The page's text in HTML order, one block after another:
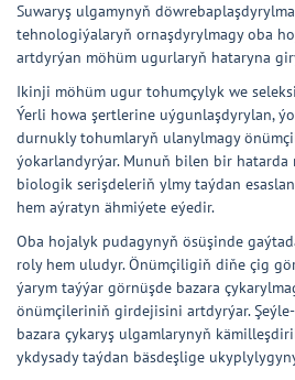
Suwaryş ulgamynyň
tehnologiýalaryň ornaşdyrylmagy oba
artdyrýan möhüm ugurlaryň hataryna
Ikinji möhüm ugur tohumçylyk we
Ýerli howa şertlerine uýgunlaşdyrylan,
durnukly tohumlaryň ulanylmagy
ýokarlandyrýar. Munuň bilen bir
biologik serişdeleriň ylmy taýdan
hem aýratyn ähmiýete eýedir.
Oba hojalyk pudagynyň ösüşinde
roly hem uludyr. Önümçiligiň diňe çig
ýarym taýýar görnüşde bazara
önümçileriniň girdejisini artdyrýar.
bazara çykaryş ulgamlarynyň
ykdysady taýdan bäsdeşlige